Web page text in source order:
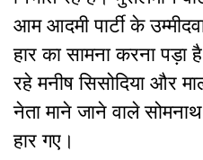
आम आदमी पार्टी के
हार का सामना करना
रहे मनीष सिसोदिया और
नेता माने जाने वाले
हार गए।